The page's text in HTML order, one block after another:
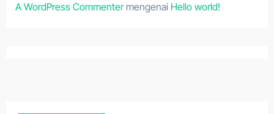
A WordPress Commentermengenai Hello world!